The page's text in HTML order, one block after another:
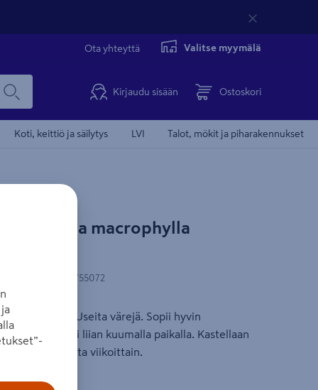
Ota yhteyttä Valitse myymälä
Kirjaudu sisään Ostoskori
Koti, keittiö ja säilytys LVI Talot, mökit ja piharakennukset
macrophylla
koodi 8720937755072
Useita värejä. Sopii hyvin
muttei liian kuumalla paikalla. Kastellaan
lannoiteliuosta viikoittain.